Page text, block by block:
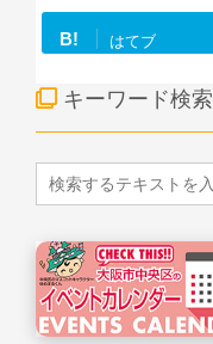
B! はてブ
キーワード検索